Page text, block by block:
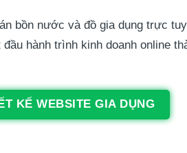
bồn nước và đồ gia dụng trực
hành trình kinh doanh online
KẾ WEBSITE GIA DỤNG